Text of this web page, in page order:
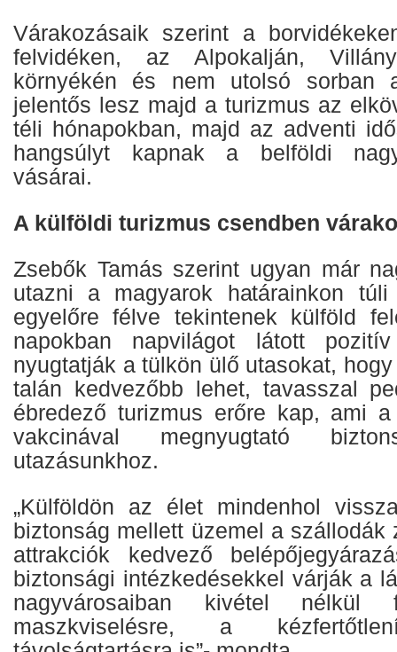
Várakozásaik szerint a
felvidéken, az Alpokalján,
környékén és nem utolsó
jelentős lesz majd a turizmus az
téli hónapokban, majd az adventi
hangsúlyt kapnak a belföldi
vásárai.
A külföldi turizmus csendben
Zsebők Tamás szerint ugyan már
utazni a magyarok határainkon túli
egyelőre félve tekintenek külföld
napokban napvilágot látott
nyugtatják a tülkön ülő utasokat,
talán kedvezőbb lehet, tavasszal
ébredező turizmus erőre kap, ami
vakcinával megnyugtató
utazásunkhoz.
„Külföldön az élet mindenhol
biztonság mellett üzemel a szállodák
attrakciók kedvező
biztonsági intézkedésekkel várják a
nagyvárosaiban kivétel
maszkviselésre, a